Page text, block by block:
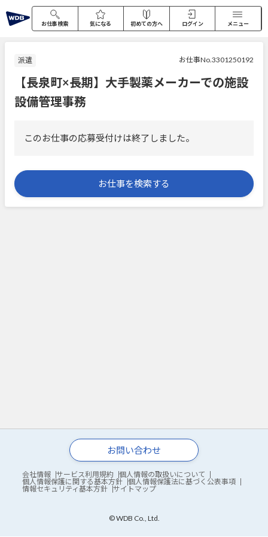
お仕事検索 気になる 初めての方へ ログイン メニュー
派遣 お仕事No.3301250192
【長泉町×長期】大手製薬メーカーでの施設
設備管理事務
このお仕事の応募受付けは終了しました。
お仕事を検索する
お問い合わせ
会社情報 サービス利用規約
個人情報の取扱いについて
個人情報保護に関する基本方針
個人情報保護法に基づく公表事項
情報セキュリティ基本方針
サイトマップ
© WDB Co., Ltd.